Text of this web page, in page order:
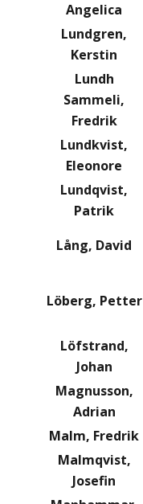
Angelica
Lundgren,
Kerstin
Lundh
Sammeli,
Fredrik
Lundkvist,
Eleonore
Lundqvist,
Patrik
Lång, David
Löberg, Petter
Löfstrand,
Johan
Magnusson,
Adrian
Malm, Fredrik
Malmqvist,
Josefin